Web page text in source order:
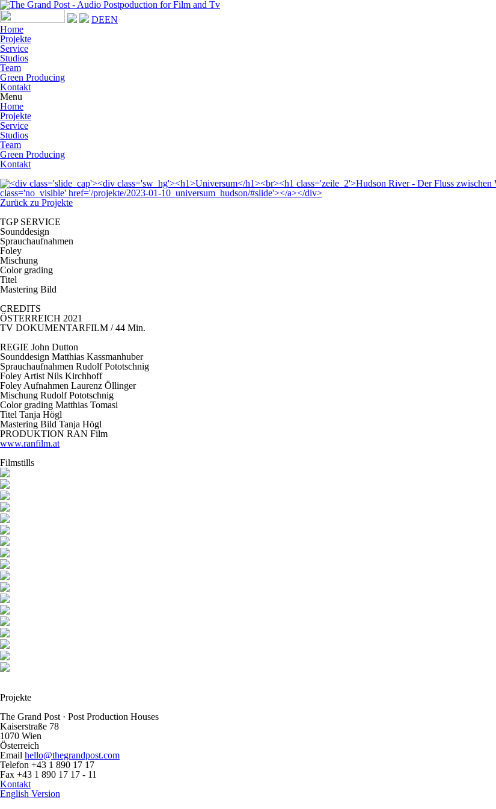
DEEN
Home
Projekte
Service
Studios
Team
Green Producing
Kontakt
Menu
Home
Projekte
Service
Studios
Team
Green Producing
Kontakt
Zurück zu Projekte
TGP SERVICE
Sounddesign
Sprauchaufnahmen
Foley
Mischung
Color grading
Titel
Mastering Bild
CREDITS
ÖSTERREICH 2021
TV DOKUMENTARFILM / 44 Min.
REGIE John Dutton
Sounddesign Matthias Kassmanhuber
Sprauchaufnahmen Rudolf Pototschnig
Foley Artist Nils Kirchhoff
Foley Aufnahmen Laurenz Öllinger
Mischung Rudolf Pototschnig
Color grading Matthias Tomasi
Titel Tanja Högl
Mastering Bild Tanja Högl
PRODUKTION RAN Film
www.ranfilm.at
Filmstills
Projekte
The Grand Post · Post Production Houses
Kaiserstraße 78
1070 Wien
Österreich
Email hello@thegrandpost.com
Telefon +43 1 890 17 17
Fax +43 1 890 17 17 - 11
Kontakt
English Version